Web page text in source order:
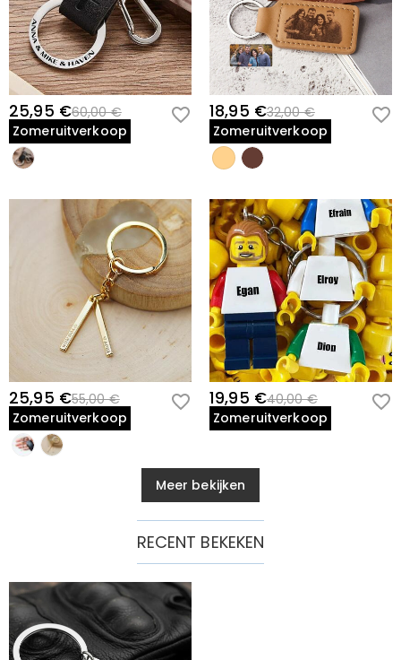
25,95 €60,00 €
Zomeruitverkoop
18,95 €32,00 €
Zomeruitverkoop
25,95 €55,00 €
Zomeruitverkoop
19,95 €40,00 €
Zomeruitverkoop
Meer bekijken
RECENT BEKEKEN